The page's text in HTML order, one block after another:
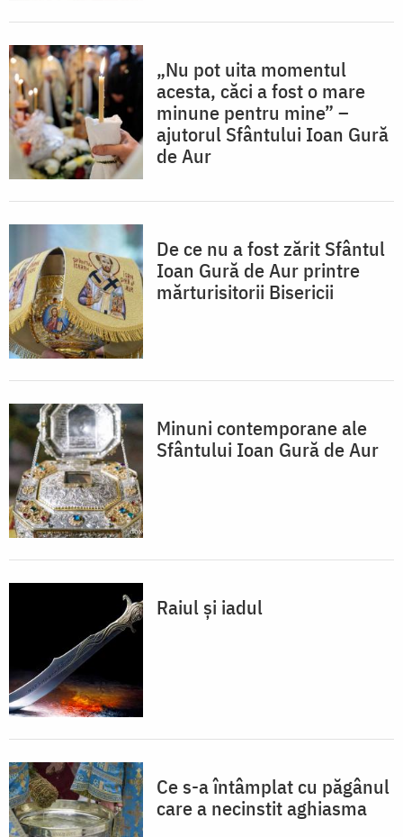
„Nu pot uita momentul
acesta, căci a fost o mare
minune pentru mine” –
ajutorul Sfântului Ioan Gură
de Aur
De ce nu a fost zărit Sfântul
Ioan Gură de Aur printre
mărturisitorii Bisericii
Minuni contemporane ale
Sfântului Ioan Gură de Aur
Raiul şi iadul
Ce s-a întâmplat cu păgânul
care a necinstit aghiasma